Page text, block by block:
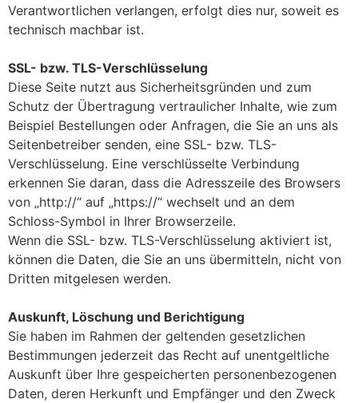
Verantwortlichen verlangen, erfolgt dies nur, soweit es
technisch machbar ist.
SSL- bzw. TLS-Verschlüsselung
Diese Seite nutzt aus Sicherheitsgründen und zum
Schutz der Übertragung vertraulicher Inhalte, wie zum
Beispiel Bestellungen oder Anfragen, die Sie an uns als
Seitenbetreiber senden, eine SSL- bzw. TLS-
Verschlüsselung. Eine verschlüsselte Verbindung
erkennen Sie daran, dass die Adresszeile des Browsers
von „http://“ auf „https://“ wechselt und an dem
Schloss-Symbol in Ihrer Browserzeile.
Wenn die SSL- bzw. TLS-Verschlüsselung aktiviert ist,
können die Daten, die Sie an uns übermitteln, nicht von
Dritten mitgelesen werden.
Auskunft, Löschung und Berichtigung
Sie haben im Rahmen der geltenden gesetzlichen
Bestimmungen jederzeit das Recht auf unentgeltliche
Auskunft über Ihre gespeicherten personenbezogenen
Daten, deren Herkunft und Empfänger und den Zweck